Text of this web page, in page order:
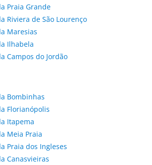
Praia Grande
Riviera de São Lourenço
Maresias
Ilhabela
Campos do Jordão
Bombinhas
Florianópolis
Itapema
Meia Praia
Praia dos Ingleses
Canasvieiras